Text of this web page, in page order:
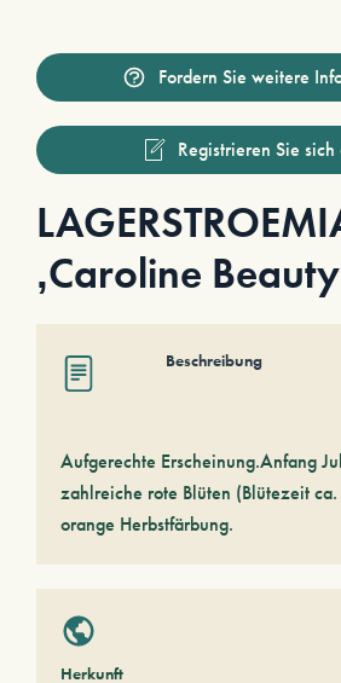
Fordern Sie weitere
Registrieren Sie sich
‚Caroline
Beschreibung
Aufgerechte Erscheinung.Anfang
zahlreiche rote Blüten (Blütezeit
orange Herbstfärbung.
Herkunft